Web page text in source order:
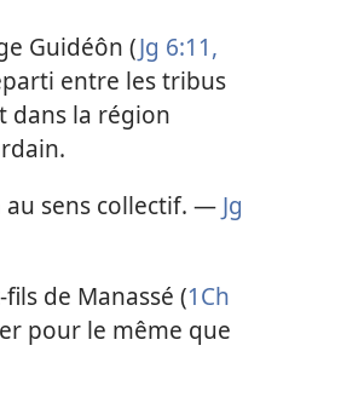
Guidéôn (Jg 6:11,
entre les tribus
dans la région
au sens collectif. — Jg
de Manassé (1Ch
pour le même que